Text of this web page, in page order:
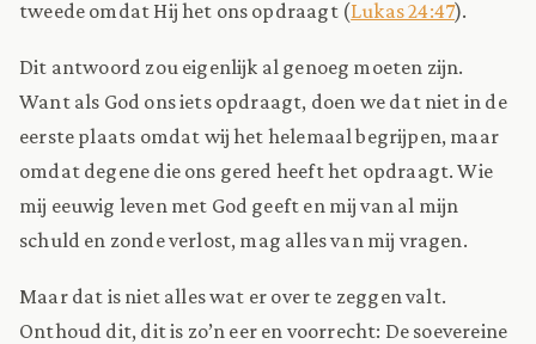
tweede omdat Hij het ons opdraagt (Lukas 24:47).
Dit antwoord zou eigenlijk al genoeg moeten zijn.
Want als God ons iets opdraagt, doen we dat niet in de
eerste plaats omdat wij het helemaal begrijpen, maar
omdat degene die ons gered heeft het opdraagt. Wie
mij eeuwig leven met God geeft en mij van al mijn
schuld en zonde verlost, mag alles van mij vragen.
Maar dat is niet alles wat er over te zeggen valt.
Onthoud dit, dit is zo’n eer en voorrecht: De soevereine